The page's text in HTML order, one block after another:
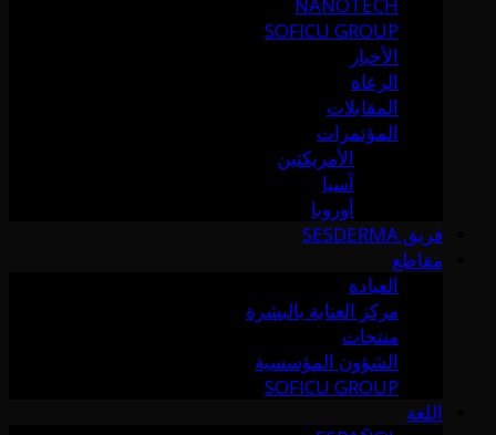
SOFICU GROUP
الأخبار
الرعاة
المقابلات
المؤتمرات
الأمريكتين
آسيا
أوروبا
فريق SESDERMA
مقاطع
العيادة
مركز العناية بالبشرة
منتجات
الشؤون المؤسسية
SOFICU GROUP
اللغة